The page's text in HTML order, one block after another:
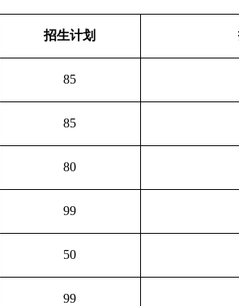
招生计划
85
85
80
99
50
99